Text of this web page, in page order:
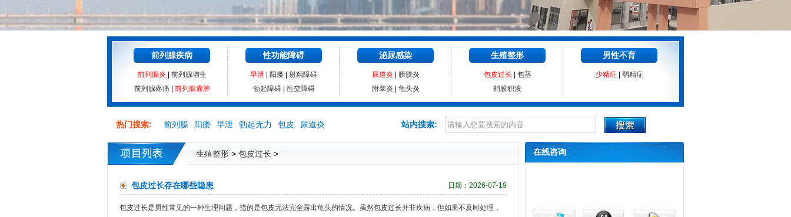
前列腺疾病
前列腺炎
前列腺增生
前列腺疼痛
前列腺囊肿
性功能障碍
早泄 阳痿
射精障碍
勃起障碍|性交障碍
泌尿感染
尿道炎
膀胱炎
附睾炎
龟头炎
生殖整形
包皮过长
包茎
鞘膜积液
男性不育
少精症| 弱精症
热门搜索: 前列腺 阳痿 早泄 勃起无力 包皮 尿道炎 站内搜索:
生殖整形 > 包皮过长 >
日期：2026-07-19
包皮过长存在哪些隐患
包皮过长是男性常见的一种生理问题，指的是包皮无法完全露出龟头的情况。虽然包皮过长并非疾病，但如果不及时处理，
在线咨询